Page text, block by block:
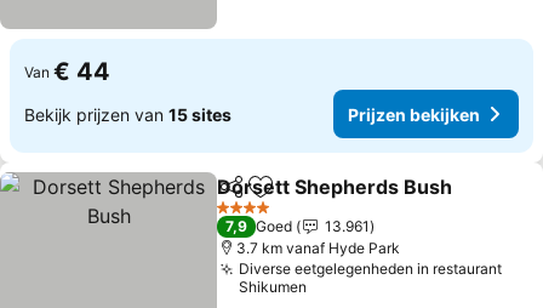
Van € 44
Bekijk prijzen van 15 sites Prijzen bekijken
DelenToevoegen aan favorieten
Dorsett Shepherds Bush
4 Sterren
7,9 Goed
13.961
3.7 km vanaf Hyde Park
Diverse eetgelegenheden in restaurant
Shikumen